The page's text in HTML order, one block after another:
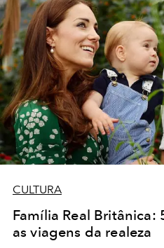
CULTURA
Família Real
as viagens da realeza